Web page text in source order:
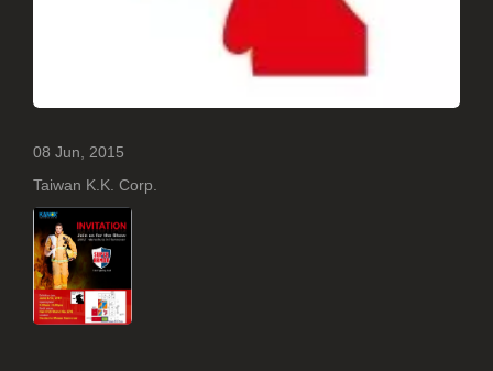
08 Jun, 2015
Taiwan K.K. Corp.